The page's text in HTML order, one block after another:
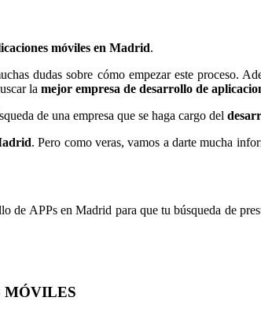
móviles en Madrid.
dudas sobre cómo empezar este proceso.
la mejor empresa de desarrollo de
de una empresa que se haga cargo del
. Pero como veras, vamos a darte mucha
APPs en Madrid para que tu búsqueda de
MÓVILES